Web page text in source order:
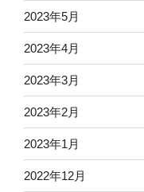
2023年5月
2023年4月
2023年3月
2023年2月
2023年1月
2022年12月